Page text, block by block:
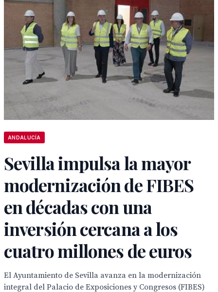
ANDALUCÍA
Sevilla impulsa la mayor
modernización de FIBES
en décadas con una
inversión cercana a los
cuatro millones de euros
El Ayuntamiento de Sevilla avanza en la modernización
integral del Palacio de Exposiciones y Congresos (FIBES)